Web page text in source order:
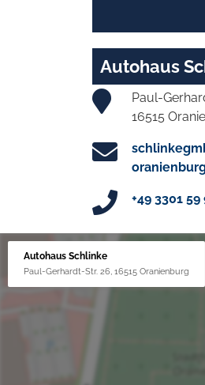
Autohaus
Paul-
16515
+49 3301 59
Autohaus Schlinke
Paul-Gerhardt-Str. 26, 16515 Oranienburg